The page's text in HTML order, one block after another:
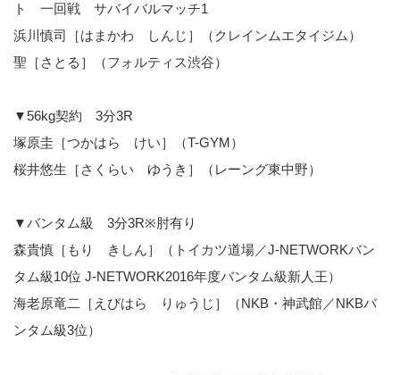
ト 一回戦 サバイバルマッチ1
浜川慎司［はまかわ しんじ］（クレインムエタイジム）
聖［さとる］（フォルティス渋谷）
▼56kg契約 3分3R
塚原圭［つかはら けい］（T-GYM）
桜井悠生［さくらい ゆうき］（レーング東中野）
▼バンタム級 3分3R※肘有り
森貴慎［もり きしん］（トイカツ道場／J-NETWORKバン
タム級10位 J-NETWORK2016年度バンタム級新人王）
海老原竜二［えびはら りゅうじ］（NKB・神武館／NKBバ
ンタム級3位）